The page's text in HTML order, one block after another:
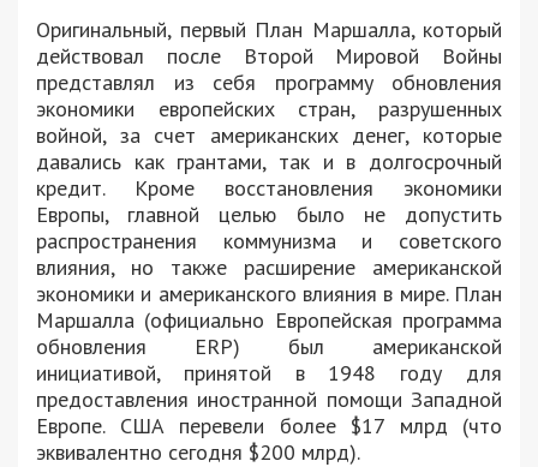
Оригинальный, первый План Маршалла, который
действовал после Второй Мировой Войны
представлял из себя программу обновления
экономики европейских стран, разрушенных
войной, за счет американских денег, которые
давались как грантами, так и в долгосрочный
кредит. Кроме восстановления экономики
Европы, главной целью было не допустить
распространения коммунизма и советского
влияния, но также расширение американской
экономики и американского влияния в мире. План
Маршалла (официально Европейская программа
обновления ERP) был американской
инициативой, принятой в 1948 году для
предоставления иностранной помощи Западной
Европе. США перевели более $17 млрд (что
эквивалентно сегодня $200 млрд).